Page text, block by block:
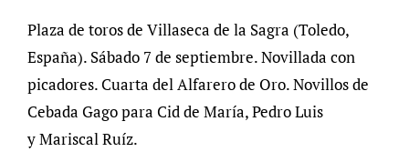
Plaza de toros de Villaseca de la Sagra (Toledo,
España). Sábado 7 de septiembre. Novillada con
picadores. Cuarta del Alfarero de Oro. Novillos de
Cebada Gago para Cid de María, Pedro Luis
y Mariscal Ruíz.